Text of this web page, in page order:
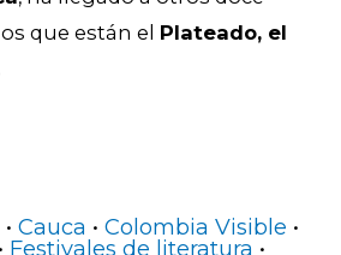
que están el Plateado, el
• Cauca • Colombia Visible •
• Festivales de literatura •